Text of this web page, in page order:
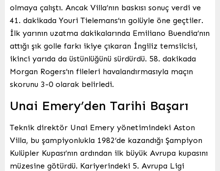
olmaya çalıştı. Ancak Villa’nın baskısı sonuç verdi ve
41. dakikada Youri Tielemans’ın golüyle öne geçtiler.
İlk yarının uzatma dakikalarında Emiliano Buendia’nın
attığı şık golle farkı ikiye çıkaran İngiliz temsilcisi,
ikinci yarıda da üstünlüğünü sürdürdü. 58. dakikada
Morgan Rogers’ın fileleri havalandırmasıyla maçın
skorunu 3-0 olarak belirledi.
Unai Emery’den Tarihi Başarı
Teknik direktör Unai Emery yönetimindeki Aston
Villa, bu şampiyonlukla 1982’de kazandığı Şampiyon
Kulüpler Kupası’nın ardından ilk büyük Avrupa kupasını
müzesine götürdü. Kariyerindeki 5. Avrupa Ligi